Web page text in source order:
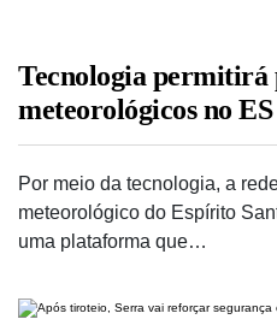
Tecnologia permitirá
meteorológicos no
Por meio da tecnologia, a
meteorológico do Espírito
uma plataforma que…